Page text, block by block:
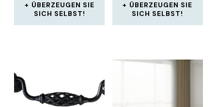
ÜBERZEUGEN SIE
SICH SELBST!
ÜBERZEUGEN SIE
SICH SELBST!